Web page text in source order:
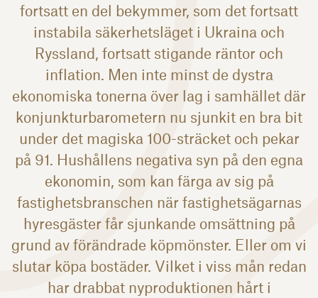
fortsatt en del bekymmer, som det fortsatt
instabila säkerhetsläget i Ukraina och
Ryssland, fortsatt stigande räntor och
inflation. Men inte minst de dystra
ekonomiska tonerna över lag i samhället där
konjunkturbarometern nu sjunkit en bra bit
under det magiska 100-sträcket och pekar
på 91. Hushållens negativa syn på den egna
ekonomin, som kan färga av sig på
fastighetsbranschen när fastighetsägarnas
hyresgäster får sjunkande omsättning på
grund av förändrade köpmönster. Eller om vi
slutar köpa bostäder. Vilket i viss mån redan
har drabbat nyproduktionen hårt i